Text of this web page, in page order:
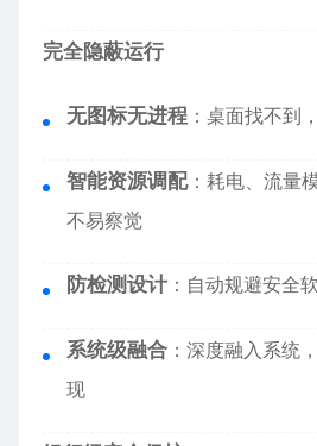
完全隐蔽运行
无图标无进程 ：桌面找不到
智能资源调配：耗电、流量
不易察觉
防检测设计 ：自动规避安全
系统级融合 ：深度融入系统
现